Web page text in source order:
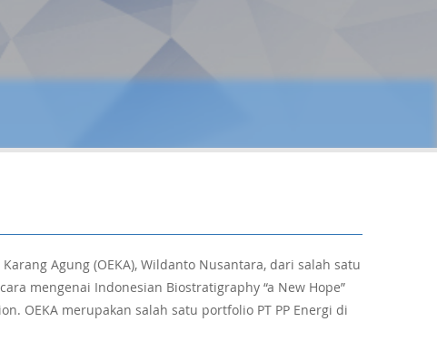
Agung (OEKA), Wildanto Nusantara, dari salah satu
mengenai Indonesian Biostratigraphy “a New Hope”
OEKA merupakan salah satu portfolio PT PP Energi di